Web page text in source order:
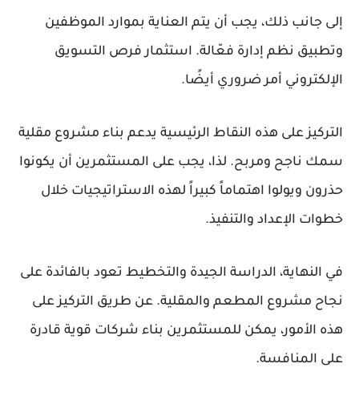
إلى جانب ذلك، يجب أن يتم العناية بموارد الموظفين
وتطبيق نظم إدارة فعّالة. استثمار فرص التسويق
الإلكتروني أمر ضروري أيضًا.
التركيز على هذه النقاط الرئيسية يدعم بناء مشروع مقلية
سمك ناجح ومربح. لذا، يجب على المستثمرين أن يكونوا
حذرون ويولوا اهتماماً كبيراً لهذه الاستراتيجيات خلال
خطوات الإعداد والتنفيذ.
في النهاية، الدراسة الجيدة والتخطيط تعود بالفائدة على
نجاح مشروع المطعم والمقلية. عن طريق التركيز على
هذه الأمور، يمكن للمستثمرين بناء شركات قوية قادرة
على المنافسة.